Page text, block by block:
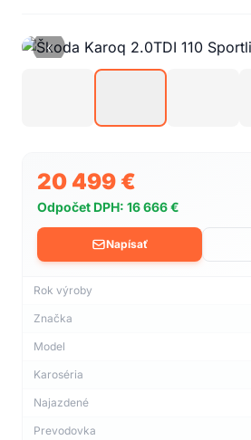
‹
20 499 €
Odpočet DPH: 16 666 €
Napísať
Rok výroby
Značka
Model
Karoséria
Najazdené
Prevodovka